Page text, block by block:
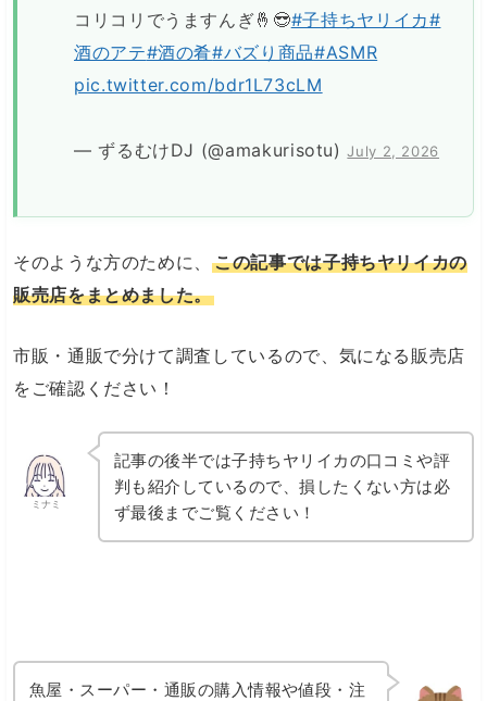
コリコリでうますんぎ🤞😎#子持ちヤリイカ#
酒のアテ#酒の肴#バズり商品#ASMR
pic.twitter.com/bdr1L73cLM
— ずるむけDJ (@amakurisotu)July 2, 2026
そのような方のために、この記事では子持ちヤリイカの
販売店をまとめました。
市販・通販で分けて調査しているので、気になる販売店
をご確認ください！
ミナミ
記事の後半では子持ちヤリイカの口コミや評
判も紹介しているので、損したくない方は必
ず最後までご覧ください！
魚屋・スーパー・通販の購入情報や値段・注